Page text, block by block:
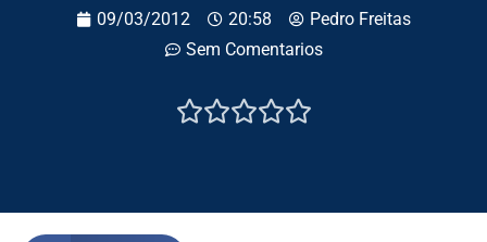
09/03/2012 20:58
Pedro Freitas
Sem Comentarios
